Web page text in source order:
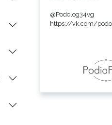
@Podolog34vg
https://vk.com/